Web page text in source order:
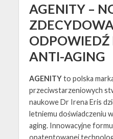
AGENITY –
ODPOWIEDŹ
ANTI-AGING
AGENITYto polska
przeciwstarzeniowych
naukowe Dr Irena Eris
letniemu doświadczeniu
aging. Innowacyjne
opatentowanej